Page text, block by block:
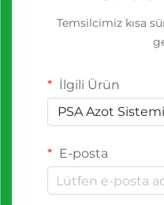
Temsilcimiz kısa
İlgili Ürün
PSA Azot Sistemi
E-posta